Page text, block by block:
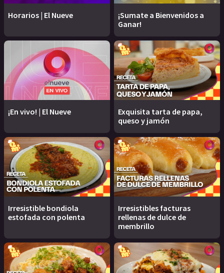
Horarios | El Nueve
¡Sumate a Bienvenidos a
Ganar!
¡En vivo! | El Nueve
Exquisita tarta de papa,
queso y jamón
Irresistible bondiola
estofada con polenta
Irresistibles facturas
rellenas de dulce de
membrillo